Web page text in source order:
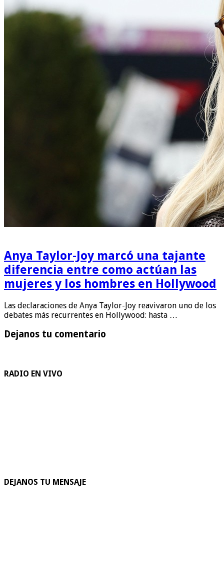
Anya Taylor-Joy marcó una tajante
diferencia entre como actúan las
mujeres y los hombres en Hollywood
Las declaraciones de Anya Taylor-Joy reavivaron uno de los
debates más recurrentes en Hollywood: hasta …
Dejanos tu comentario
RADIO EN VIVO
DEJANOS TU MENSAJE